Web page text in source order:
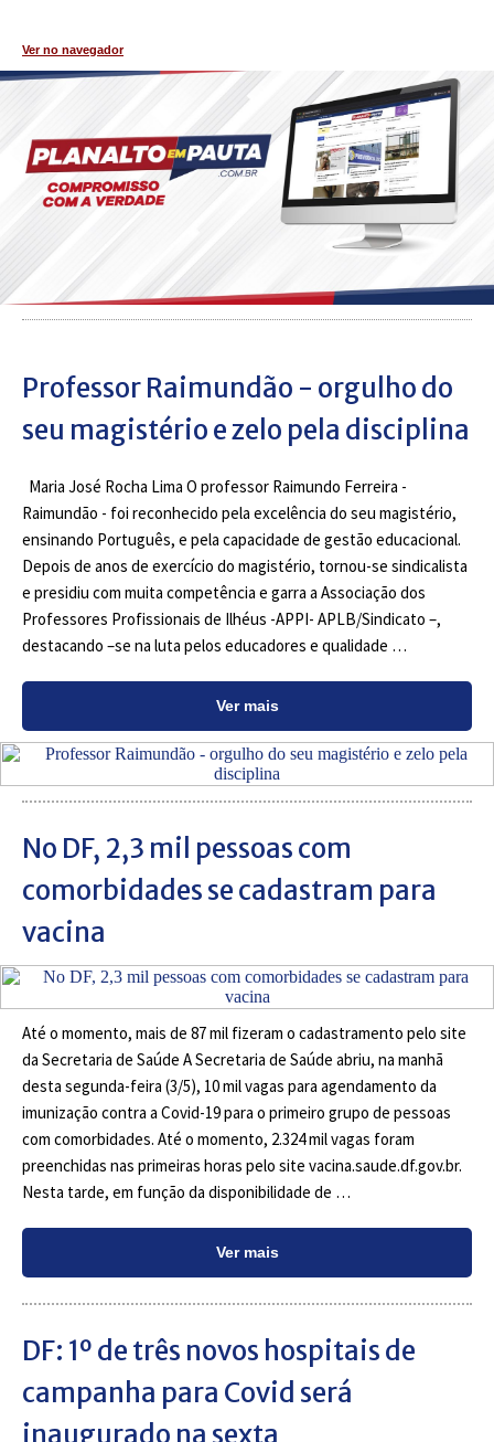
Ver no navegador
Professor Raimundão - orgulho do
seu magistério e zelo pela disciplina
Maria José Rocha Lima O professor Raimundo Ferreira -
Raimundão - foi reconhecido pela excelência do seu magistério,
ensinando Português, e pela capacidade de gestão educacional.
Depois de anos de exercício do magistério, tornou-se sindicalista
e presidiu com muita competência e garra a Associação dos
Professores Profissionais de Ilhéus -APPI- APLB/Sindicato –,
destacando –se na luta pelos educadores e qualidade …
Ver mais
No DF, 2,3 mil pessoas com
comorbidades se cadastram para
vacina
Até o momento, mais de 87 mil fizeram o cadastramento pelo site
da Secretaria de Saúde A Secretaria de Saúde abriu, na manhã
desta segunda-feira (3/5), 10 mil vagas para agendamento da
imunização contra a Covid-19 para o primeiro grupo de pessoas
com comorbidades. Até o momento, 2.324 mil vagas foram
preenchidas nas primeiras horas pelo site vacina.saude.df.gov.br.
Nesta tarde, em função da disponibilidade de …
Ver mais
DF: 1º de três novos hospitais de
campanha para Covid será
inaugurado na sexta